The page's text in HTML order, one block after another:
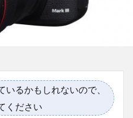
るかもしれないので、
ください